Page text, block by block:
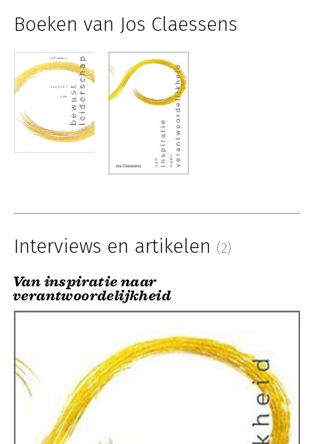
Boeken van Jos Claessens
Interviews en artikelen (2)
Van inspiratie naar
verantwoordelijkheid